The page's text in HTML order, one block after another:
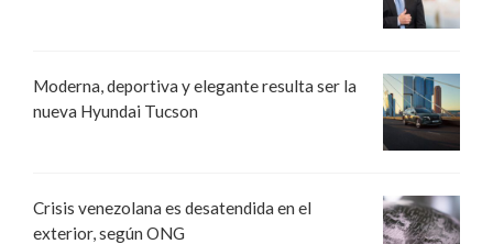
Moderna, deportiva y elegante resulta ser la
nueva Hyundai Tucson
Crisis venezolana es desatendida en el
exterior, según ONG